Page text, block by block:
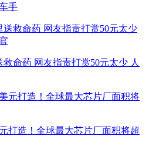
手
命药 网友指责打赏50元太少 人
打造！全球最大芯片厂面积将超